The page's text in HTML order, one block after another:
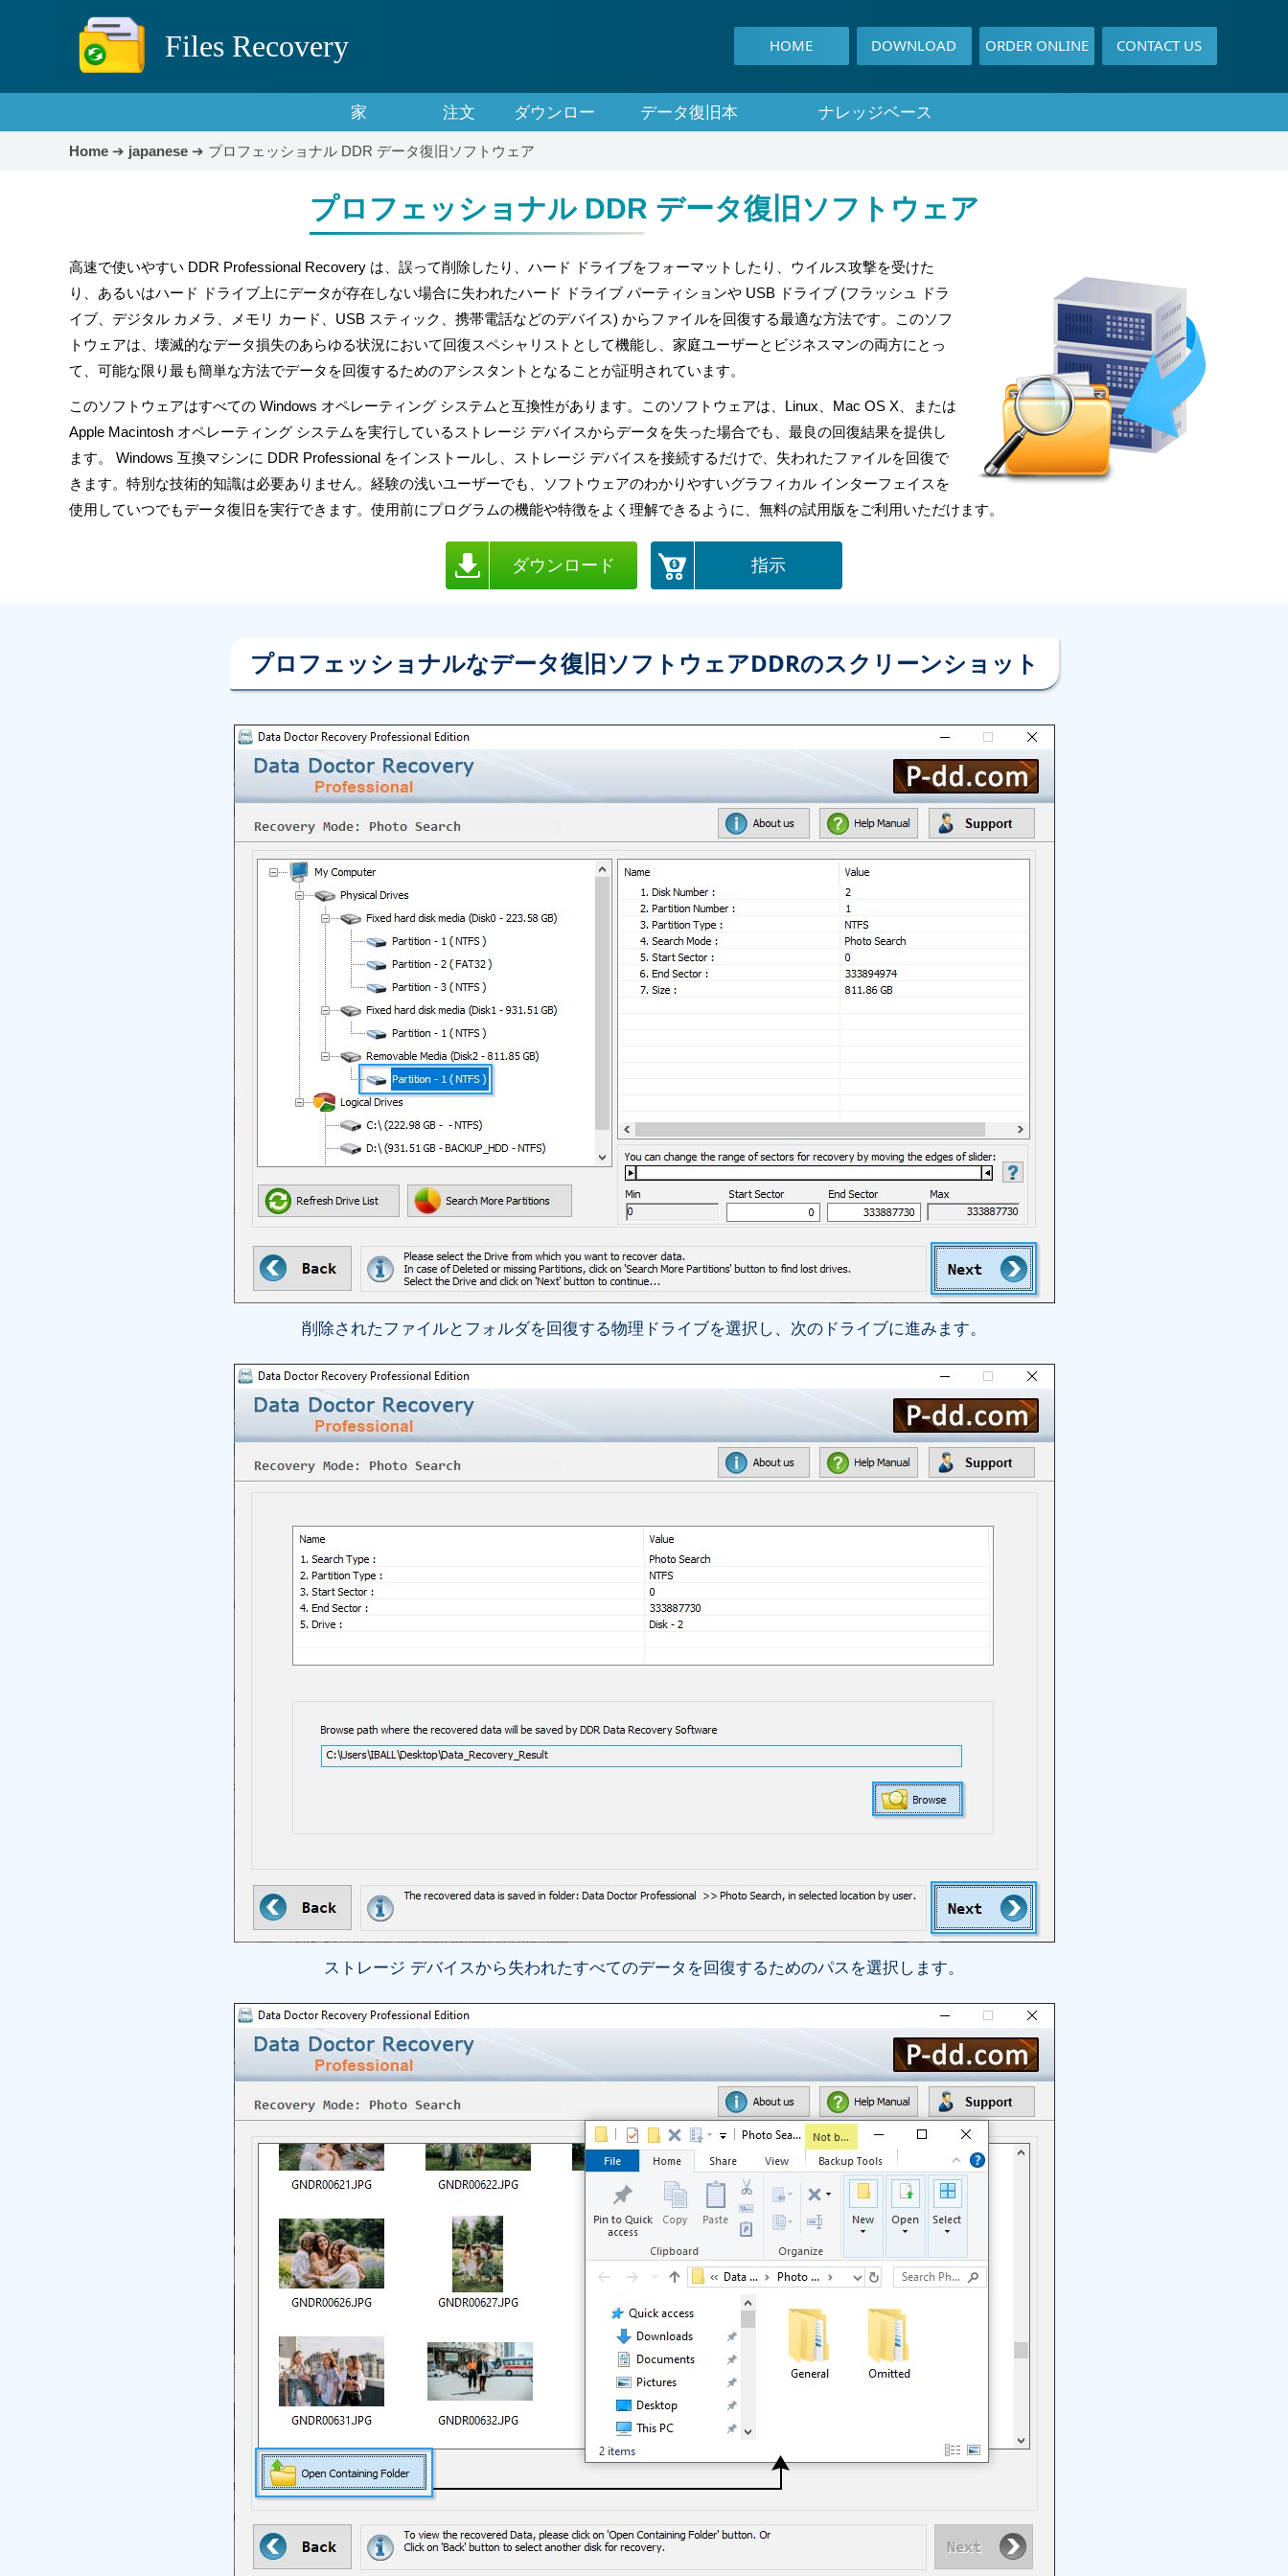
Files Recovery HOME DOWNLOAD ORDER ONLINE CONTACT US
家 注文
ダウンロー
データ復旧本 ナレッジベース
Home➔ japanese➔ プロフェッショナル DDR データ復旧ソフトウェア
プロフェッショナル DDR データ復旧ソフトウェア
高速で使いやすい DDR Professional Recovery は、誤って削除したり、ハード ドライブをフォーマットしたり、ウイルス攻撃を受けた
り、あるいはハード ドライブ上にデータが存在しない場合に失われたハード ドライブ パーティションや USB ドライブ (フラッシュ ドラ
イブ、デジタル カメラ、メモリ カード、USB スティック、携帯電話などのデバイス) からファイルを回復する最適な方法です。このソフ
トウェアは、壊滅的なデータ損失のあらゆる状況において回復スペシャリストとして機能し、家庭ユーザーとビジネスマンの両方にとっ
て、可能な限り最も簡単な方法でデータを回復するためのアシスタントとなることが証明されています。
このソフトウェアはすべての Windows オペレーティング システムと互換性があります。このソフトウェアは、Linux、Mac OS X、または
Apple Macintosh オペレーティング システムを実行しているストレージ デバイスからデータを失った場合でも、最良の回復結果を提供し
ます。 Windows 互換マシンに DDR Professional をインストールし、ストレージ デバイスを接続するだけで、失われたファイルを回復で
きます。特別な技術的知識は必要ありません。経験の浅いユーザーでも、ソフトウェアのわかりやすいグラフィカル インターフェイスを
使用していつでもデータ復旧を実行できます。使用前にプログラムの機能や特徴をよく理解できるように、無料の試用版をご利用いただけます。
ダウンロード 指示
プロフェッショナルなデータ復旧ソフトウェアDDRのスクリーンショット
削除されたファイルとフォルダを回復する物理ドライブを選択し、次のドライブに進みます。
ストレージ デバイスから失われたすべてのデータを回復するためのパスを選択します。